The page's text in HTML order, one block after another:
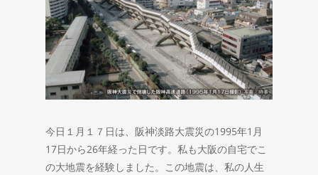
今日１月１７日は、阪神淡路大震災の1995年1月
17日から26年経った日です。私も大阪の自宅でこ
の大地震を経験しました。この地震は、私の人生